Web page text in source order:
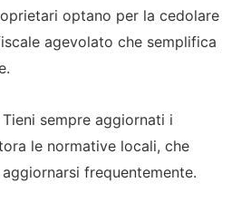
optano per la cedolare
agevolato che semplifica
sempre aggiornati i
le normative locali, che
frequentemente.